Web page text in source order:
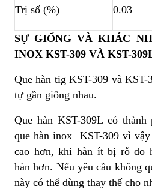
Trị số (%) 0.03
SỰ GIỐNG VÀ KHÁC
INOX KST-309 VÀ KST-
Que hàn tig KST-309 và
tự gần giống nhau.
Que hàn KST-309L có thành
que hàn inox KST-309 vì
cao hơn, khi hàn ít bị rỗ do
hàn hơn. Nếu yêu cầu không
này có thể dùng thay thế cho